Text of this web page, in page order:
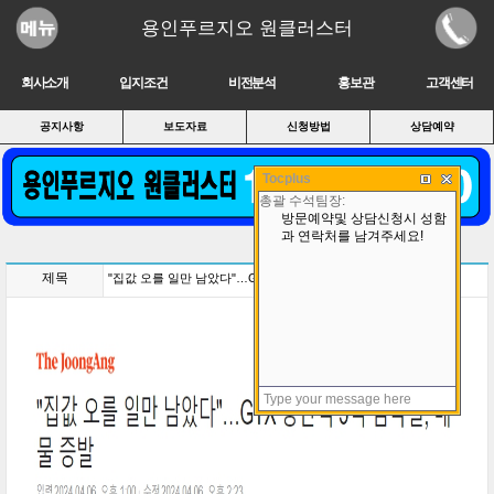
용인푸르지오 원클러스터
회사소개 입지조건 비전분석 홍보관 고객센터
공지사항 보도자료 신청방법 상담예약
제목 "집값 오를 일만 남았다"…GTX 동탄역 5억 뜀박질, 매물 증발
Tocplus